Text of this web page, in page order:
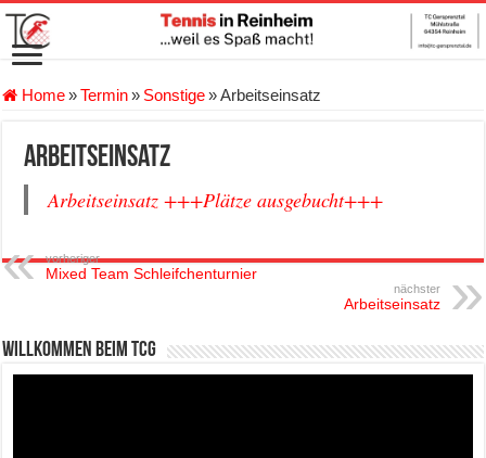
Home»Termin» Sonstige»Arbeitseinsatz
Arbeitseinsatz
Arbeitseinsatz +++Plätze ausgebucht+++
vorheriger
Mixed Team Schleifchenturnier
nächster
Arbeitseinsatz
Willkommen beim TCG